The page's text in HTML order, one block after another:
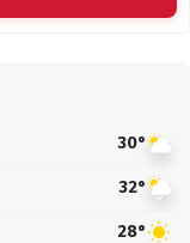
30°
32°
28°